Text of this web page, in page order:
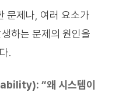
문제나, 여러 요소가
하는 문제의 원인을
.
“왜 시스템이